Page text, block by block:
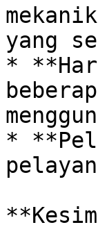
yang
*
*